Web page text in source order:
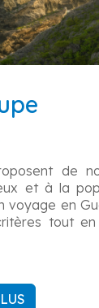
de
et à la
voyage en
tout